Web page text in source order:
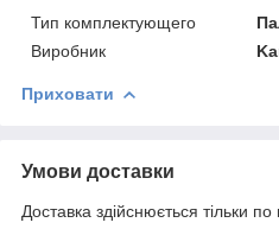
Тип комплектующего
Виробник
Приховати
Умови доставки
Доставка здійснюється тільки по